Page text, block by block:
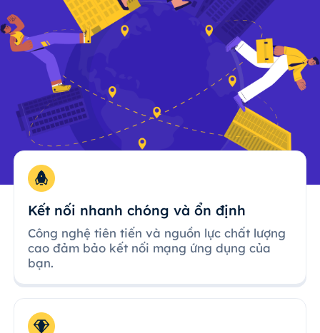
Kết nối nhanh chóng và ổn định
Công nghệ tiên tiến và nguồn lực chất lượng
cao đảm bảo kết nối mạng ứng dụng của
bạn.